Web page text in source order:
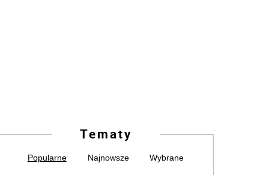
Tematy
Popularne Najnowsze Wybrane